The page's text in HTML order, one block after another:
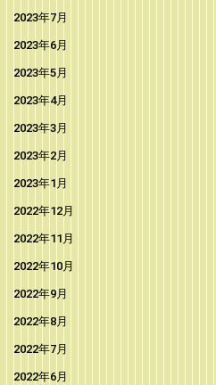
2023年7月
2023年6月
2023年5月
2023年4月
2023年3月
2023年2月
2023年1月
2022年12月
2022年11月
2022年10月
2022年9月
2022年8月
2022年7月
2022年6月